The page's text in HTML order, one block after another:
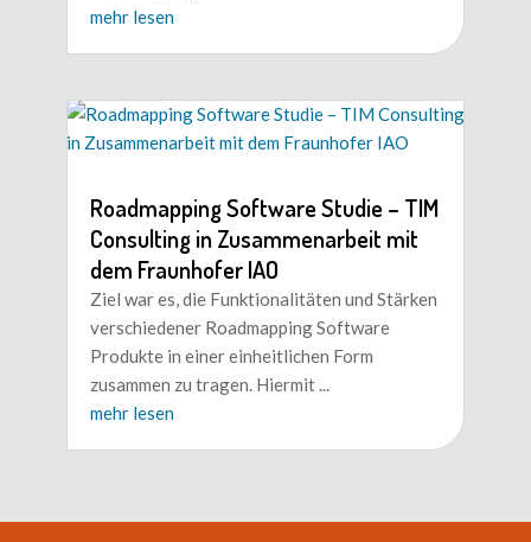
mehr lesen
Roadmapping Software Studie – TIM
Consulting in Zusammenarbeit mit
dem Fraunhofer IAO
Ziel war es, die Funktionalitäten und Stärken
verschiedener Roadmapping Software
Produkte in einer einheitlichen Form
zusammen zu tragen. Hiermit...
mehr lesen